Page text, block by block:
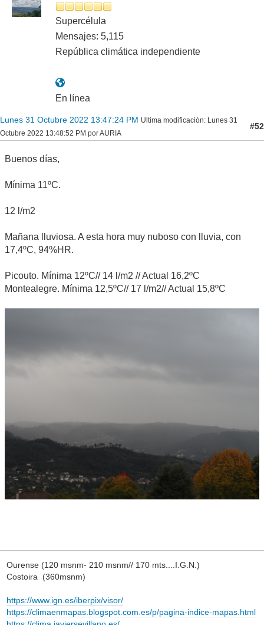
Supercélula
Mensajes: 5,115
República climática independiente
En línea
Lunes 31 Octubre 2022 13:47:24 PM Ultima modificación: Lunes 31
Octubre 2022 13:48:52 PM por AURIA
#52
Buenos días,
Mínima 11ºC.
12 l/m2
Mañana lluviosa. A esta hora muy nuboso con lluvia, con
17,4ºC, 94%HR.
Picouto. Mínima 12ºC// 14 l/m2 // Actual 16,2ºC
Montealegre. Mínima 12,5ºC// 17 l/m2// Actual 15,8ºC
Ourense (120 msnm- 210 msnm// 170 mts....I.G.N.)
Costoira (360msnm)
https://www.ign.es/iberpix/visor/
https://climaenmapas.blogspot.com.es/p/pagina-indice-mapas.html